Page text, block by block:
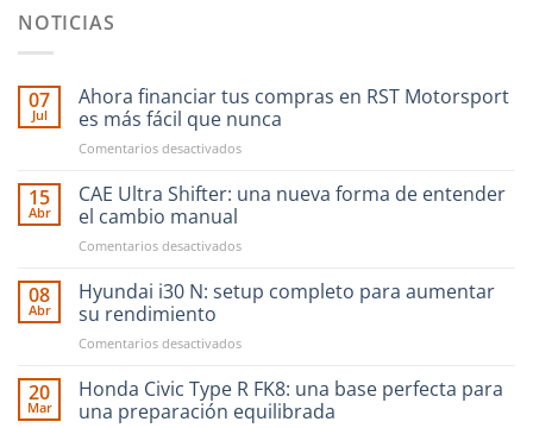
NOTICIAS
07
Jul
Ahora financiar tus compras en RST Motorsport
es más fácil que nunca
Comentarios desactivadosen
financiar
en
Motorsport
fácil
nunca
15
Abr
CAE Ultra Shifter: una nueva forma de entender
el cambio manual
Comentarios desactivadosen
Ultra
Shifter:
nueva
de
entender
08
Abr
Hyundai i30 N: setup completo para aumentar
su rendimiento
Comentarios desactivadosen
i30
setup
20
Mar
Honda Civic Type R FK8: una base perfecta para
una preparación equilibrada